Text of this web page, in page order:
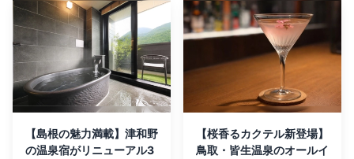
【島根の魅力満載】津和野
の温泉宿がリニューアル3
【桜香るカクテル新登場】
鳥取・皆生温泉のオールイ